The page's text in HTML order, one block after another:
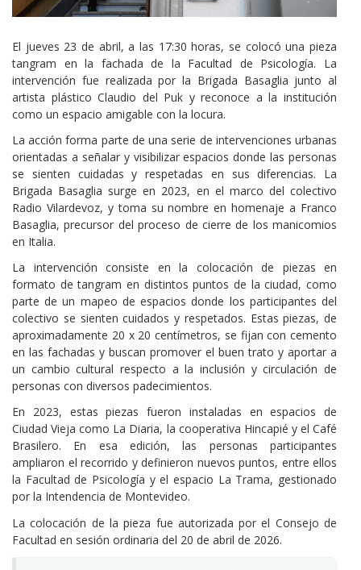
Cuerpo
El jueves 23 de abril, a las 17:30 horas, se colocó una pieza
tangram en la fachada de la Facultad de Psicología. La
intervención fue realizada por la Brigada Basaglia junto al
artista plástico Claudio del Puk y reconoce a la institución
como un espacio amigable con la locura.
La acción forma parte de una serie de intervenciones urbanas
orientadas a señalar y visibilizar espacios donde las personas
se sienten cuidadas y respetadas en sus diferencias. La
Brigada Basaglia surge en 2023, en el marco del colectivo
Radio Vilardevoz, y toma su nombre en homenaje a Franco
Basaglia, precursor del proceso de cierre de los manicomios
en Italia.
La intervención consiste en la colocación de piezas en
formato de tangram en distintos puntos de la ciudad, como
parte de un mapeo de espacios donde los participantes del
colectivo se sienten cuidados y respetados. Estas piezas, de
aproximadamente 20 x 20 centímetros, se fijan con cemento
en las fachadas y buscan promover el buen trato y aportar a
un cambio cultural respecto a la inclusión y circulación de
personas con diversos padecimientos.
En 2023, estas piezas fueron instaladas en espacios de
Ciudad Vieja como La Diaria, la cooperativa Hincapié y el Café
Brasilero. En esa edición, las personas participantes
ampliaron el recorrido y definieron nuevos puntos, entre ellos
la Facultad de Psicología y el espacio La Trama, gestionado
por la Intendencia de Montevideo.
La colocación de la pieza fue autorizada por el Consejo de
Facultad en sesión ordinaria del 20 de abril de 2026.